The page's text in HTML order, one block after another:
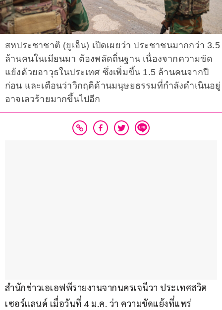
สหประชาชาติ (ยูเอ็น) เปิดเผยว่า ประชาชนมากกว่า 3.5
ล้านคนในเมียนมา ต้องพลัดถิ่นฐาน เนื่องจากความขัด
แย้งด้วยอาวุธในประเทศ ซึ่งเพิ่มขึ้น 1.5 ล้านคนจากปี
ก่อน และเตือนว่าวิกฤติด้านมนุษยธรรมที่กำลังดำเนินอยู่
อาจเลวร้ายมากขึ้นไปอีก
สำนักข่าวเอเอฟพีรายงานจากนครเจนีวา ประเทศสวิต
เซอร์แลนด์ เมื่อวันที่ 4 ม.ค. ว่า ความขัดแย้งที่แพร่